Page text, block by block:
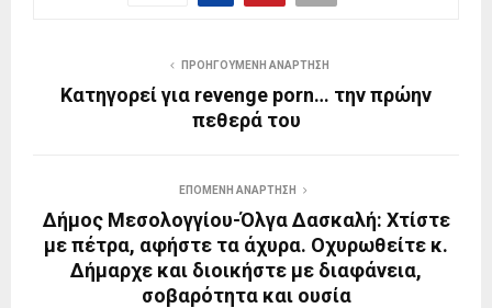
ΠΡΟΗΓΟΎΜΕΝΗ ΑΝΆΡΤΗΣΗ
Κατηγορεί για revenge porn… την πρώην
πεθερά του
ΕΠΌΜΕΝΗ ΑΝΆΡΤΗΣΗ
Δήμος Μεσολογγίου-Όλγα Δασκαλή: Χτίστε
με πέτρα, αφήστε τα άχυρα. Οχυρωθείτε κ.
Δήμαρχε και διοικήστε με διαφάνεια,
σοβαρότητα και ουσία